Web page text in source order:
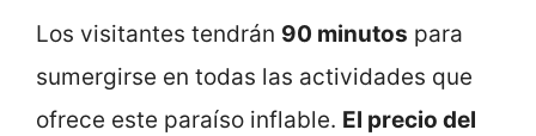
Los visitantes tendrán 90 minutos para
sumergirse en todas las actividades que
ofrece este paraíso inflable. El precio del